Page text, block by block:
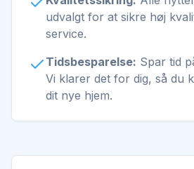
udvalgt for at sikre høj
service.
Tidsbesparelse: Spar tid
Vi klarer det for dig, så du
dit nye hjem.